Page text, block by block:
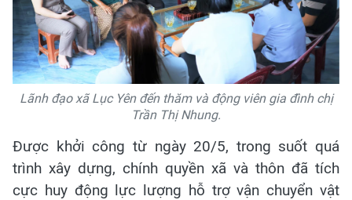
Lãnh đạo xã Lục Yên đến thăm và động viên gia đình chị
Trần Thị Nhung.
Được khởi công từ ngày 20/5, trong suốt quá
trình xây dựng, chính quyền xã và thôn đã tích
cực huy động lực lượng hỗ trợ vận chuyển vật